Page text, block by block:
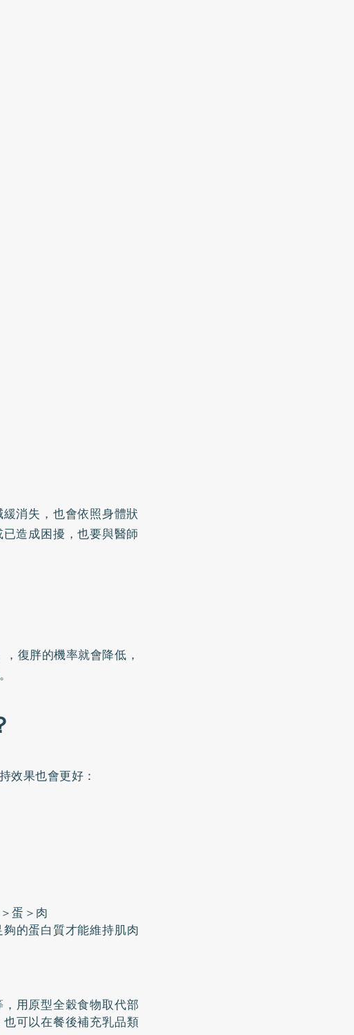
消失，也會依照身體狀
造成困擾，也要與醫師
復胖的機率就會降低，
效果也會更好：
蛋＞肉
的蛋白質才能維持肌肉
用原型全穀食物取代部
可以在餐後補充乳品類